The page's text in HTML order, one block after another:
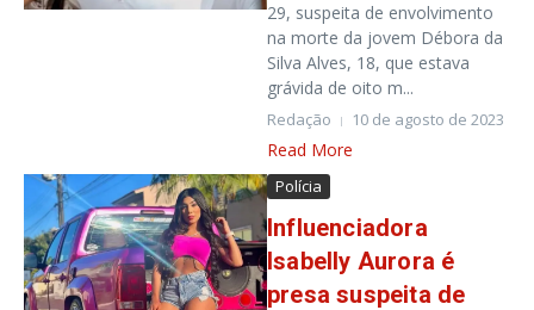
29, suspeita de envolvimento
na morte da jovem Débora da
Silva Alves, 18, que estava
grávida de oito m...
Redação 10 de agosto de 2023
Read More
Polícia
Influenciadora
Isabelly Aurora é
presa suspeita de